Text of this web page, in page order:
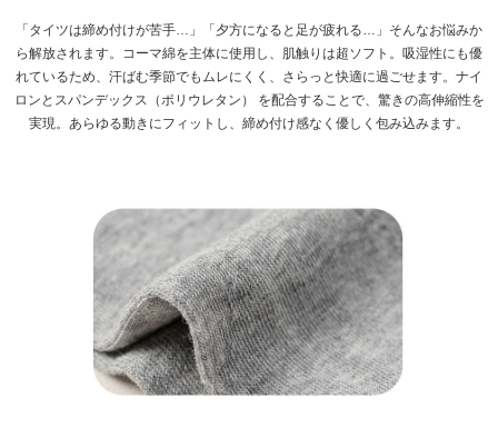
「タイツは締め付けが苦手…」「夕方になると足が疲れる…」そんなお悩みか
ら解放されます。コーマ綿を主体に使用し、肌触りは超ソフト。吸湿性にも優
れているため、汗ばむ季節でもムレにくく、さらっと快適に過ごせます。ナイ
ロンとスパンデックス（ポリウレタン） を配合することで、驚きの高伸縮性を
実現。あらゆる動きにフィットし、締め付け感なく優しく包み込みます。